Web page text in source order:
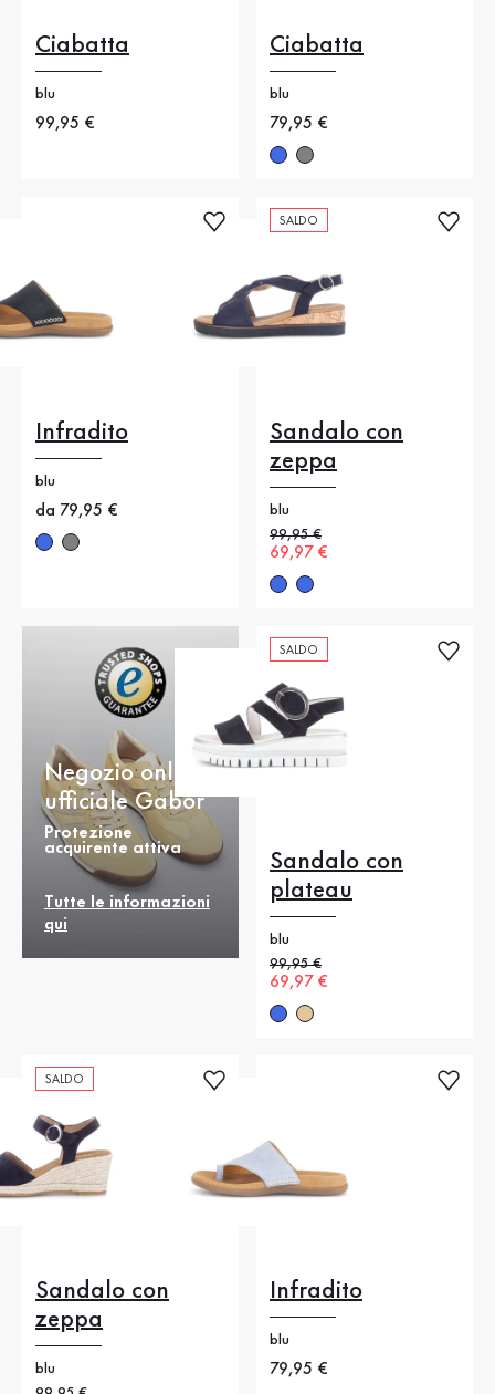
Ciabatta
blu
Nuovo prezzo
99,95 €
Ciabatta
blu
Nuovo prezzo
79,95 €
Infradito
blu
Nuovo prezzo
da 79,95 €
SALDO
Sandalo con
zeppa
blu
Prezzo precedente
99,95 €
Nuovo prezzo
69,97 €
Negozio online
ufficiale Gabor
Protezione
acquirente attiva
Tutte le informazioni
qui
SALDO
Sandalo con
plateau
blu
Prezzo precedente
99,95 €
Nuovo prezzo
69,97 €
SALDO
Sandalo con
zeppa
blu
Infradito
blu
Nuovo prezzo
79,95 €